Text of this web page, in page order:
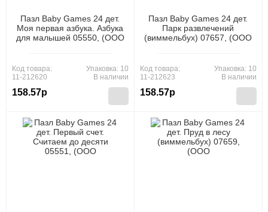
Пазл Baby Games 24 дет.
Моя первая азбука. Азбука
для малышей 05550, (ООО
Код товара:
11-212620
158.57р
Упаковка: 10
В наличии
Пазл Baby Games 24 дет.
Парк развлечений
(виммельбух) 07657, (ООО
Код товара:
11-212623
158.57р
Упаковка: 10
В наличии